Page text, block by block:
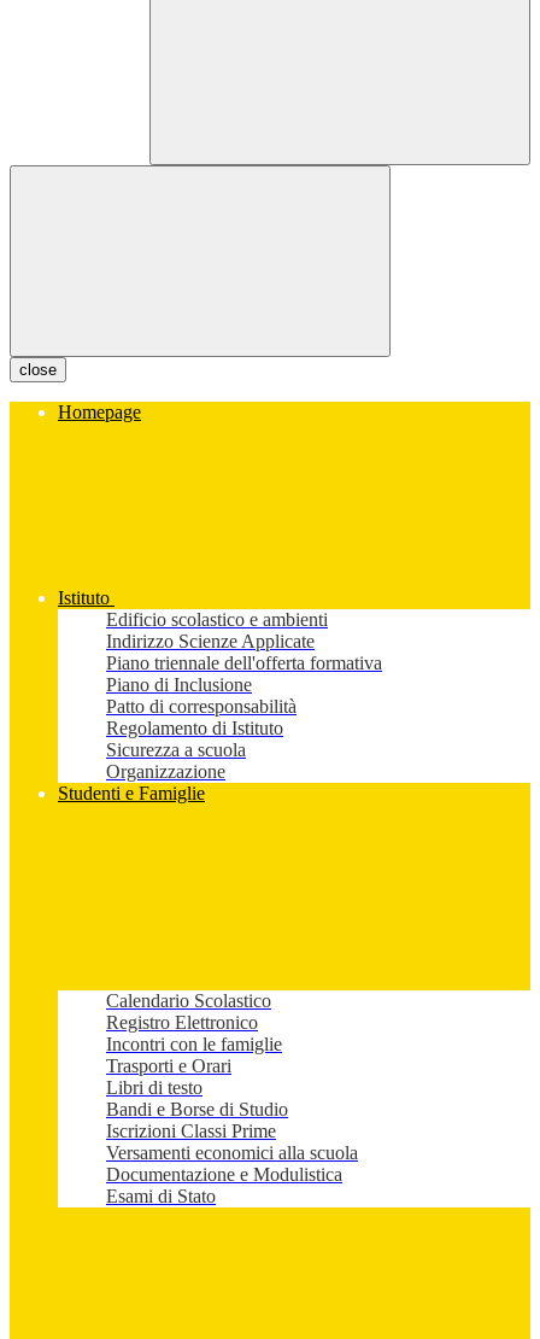
close
Homepage
Istituto
Edificio scolastico e ambienti
Indirizzo Scienze Applicate
Piano triennale dell'offerta formativa
Piano di Inclusione
Patto di corresponsabilità
Regolamento di Istituto
Sicurezza a scuola
Organizzazione
Studenti e Famiglie
Calendario Scolastico
Registro Elettronico
Incontri con le famiglie
Trasporti e Orari
Libri di testo
Bandi e Borse di Studio
Iscrizioni Classi Prime
Versamenti economici alla scuola
Documentazione e Modulistica
Esami di Stato